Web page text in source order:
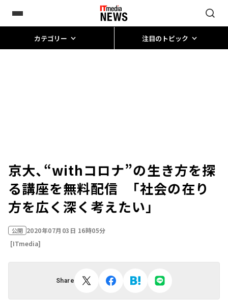
カテゴリー 注目のトピック
京大、“withコロナ”の生き方を探
る講座を無料配信 「社会の在り
方を広く深く考えたい」
公開 2020年07月03日 16時05分
[ITmedia]
Share